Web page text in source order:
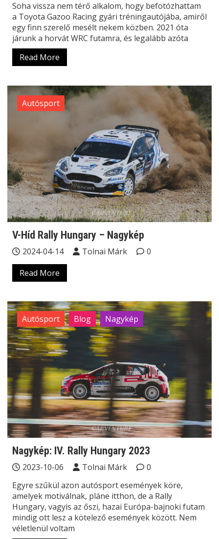
Soha vissza nem térő alkalom, hogy befotózhattam
a Toyota Gazoo Racing gyári tréningautójába, amiről
egy finn szerelő mesélt nekem közben. 2021 óta
járunk a horvát WRC futamra, és legalább azóta
Read More
Autósport
V-Híd Rally Hungary – Nagykép
2024-04-14 Tolnai Márk
0
Read More
Autósport Blog Nagykép
Nagykép: IV. Rally Hungary 2023
2023-10-06 Tolnai Márk
0
Egyre szűkül azon autósport események köre,
amelyek motiválnak, pláne itthon, de a Rally
Hungary, vagyis az őszi, hazai Európa-bajnoki futam
mindig ott lesz a kötelező események között. Nem
véletlenül voltam